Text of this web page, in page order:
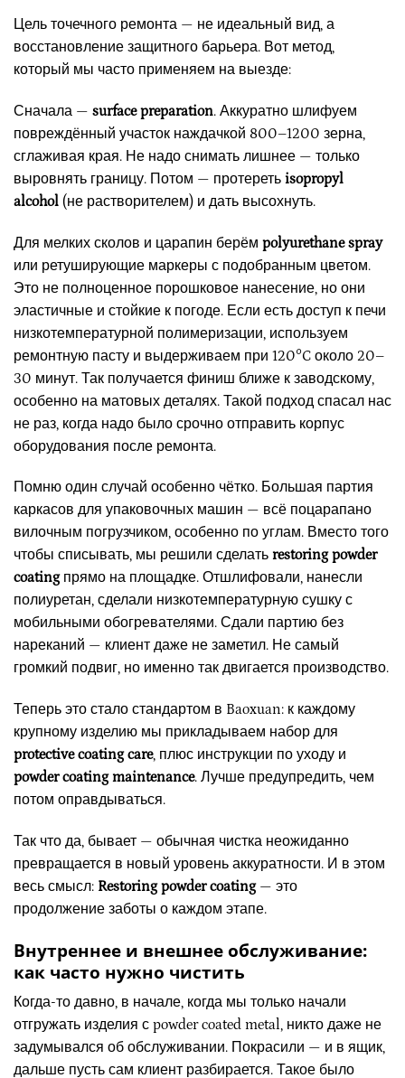
Цель точечного ремонта — не идеальный вид, а
восстановление защитного барьера. Вот метод,
который мы часто применяем на выезде:
Сначала — surface preparation. Аккуратно шлифуем
повреждённый участок наждачкой 800–1200 зерна,
сглаживая края. Не надо снимать лишнее — только
выровнять границу. Потом — протереть isopropyl
alcohol (не растворителем) и дать высохнуть.
Для мелких сколов и царапин берём polyurethane spray
или ретуширующие маркеры с подобранным цветом.
Это не полноценное порошковое нанесение, но они
эластичные и стойкие к погоде. Если есть доступ к печи
низкотемпературной полимеризации, используем
ремонтную пасту и выдерживаем при 120°C около 20–
30 минут. Так получается финиш ближе к заводскому,
особенно на матовых деталях. Такой подход спасал нас
не раз, когда надо было срочно отправить корпус
оборудования после ремонта.
Помню один случай особенно чётко. Большая партия
каркасов для упаковочных машин — всё поцарапано
вилочным погрузчиком, особенно по углам. Вместо того
чтобы списывать, мы решили сделать restoring powder
coatingпрямо на площадке. Отшлифовали, нанесли
полиуретан, сделали низкотемпературную сушку с
мобильными обогревателями. Сдали партию без
нареканий — клиент даже не заметил. Не самый
громкий подвиг, но именно так двигается производство.
Теперь это стало стандартом в Baoxuan: к каждому
крупному изделию мы прикладываем набор для
protective coating care, плюс инструкции по уходу и
powder coating maintenance. Лучше предупредить, чем
потом оправдываться.
Так что да, бывает — обычная чистка неожиданно
превращается в новый уровень аккуратности. И в этом
весь смысл: Restoring powder coating— это
продолжение заботы о каждом этапе.
Внутреннее и внешнее обслуживание:
как часто нужно чистить
Когда-то давно, в начале, когда мы только начали
отгружать изделия с powder coated metal, никто даже не
задумывался об обслуживании. Покрасили — и в ящик,
дальше пусть сам клиент разбирается. Такое было